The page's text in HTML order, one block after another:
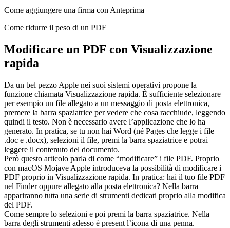
Come aggiungere una firma con Anteprima
Come ridurre il peso di un PDF
Modificare un PDF con Visualizzazione
rapida
Da un bel pezzo Apple nei suoi sistemi operativi propone la
funzione chiamata Visualizzazione rapida. È sufficiente selezionare
per esempio un file allegato a un messaggio di posta elettronica,
premere la barra spaziatrice per vedere che cosa racchiude, leggendo
quindi il testo. Non è necessario avere l’applicazione che lo ha
generato. In pratica, se tu non hai Word (né Pages che legge i file
.doc e .docx), selezioni il file, premi la barra spaziatrice e potrai
leggere il contenuto del documento.
Però questo articolo parla di come “modificare” i file PDF. Proprio
con macOS Mojave Apple introduceva la possibilità di modificare i
PDF proprio in Visualizzazione rapida. In pratica: hai il tuo file PDF
nel Finder oppure allegato alla posta elettronica? Nella barra
appariranno tutta una serie di strumenti dedicati proprio alla modifica
del PDF.
Come sempre lo selezioni e poi premi la barra spaziatrice. Nella
barra degli strumenti adesso è present l’icona di una penna.